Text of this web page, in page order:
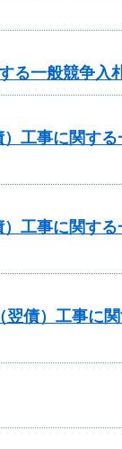
る一般競争入
工事に関す
工事に関す
債）工事に